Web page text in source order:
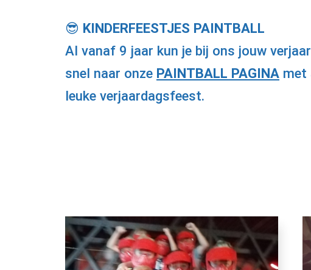
😎 KINDERFEESTJES PAINTBALL️
Al vanaf 9 jaar kun je bij ons jouw
snel naar onze PAINTBALL PAGINA met
leuke verjaardagsfeest.